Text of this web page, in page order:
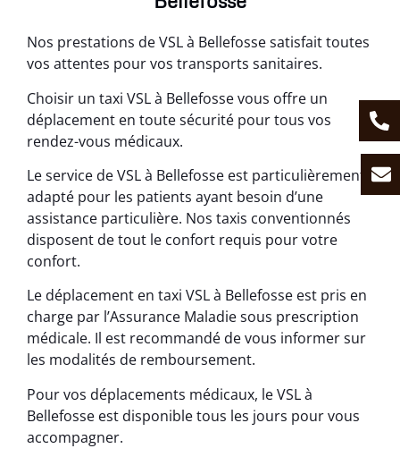
Nos prestations de VSL à Bellefosse satisfait toutes
vos attentes pour vos transports sanitaires.
Choisir un taxi VSL à Bellefosse vous offre un
déplacement en toute sécurité pour tous vos
rendez-vous médicaux.
Le service de VSL à Bellefosse est particulièrement
adapté pour les patients ayant besoin d’une
assistance particulière. Nos taxis conventionnés
disposent de tout le confort requis pour votre
confort.
Le déplacement en taxi VSL à Bellefosse est pris en
charge par l’Assurance Maladie sous prescription
médicale. Il est recommandé de vous informer sur
les modalités de remboursement.
Pour vos déplacements médicaux, le VSL à
Bellefosse est disponible tous les jours pour vous
accompagner.